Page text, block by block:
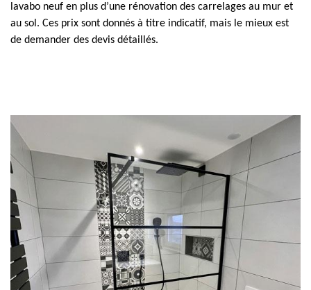
lavabo neuf en plus d’une rénovation des carrelages au mur et
au sol. Ces prix sont donnés à titre indicatif, mais le mieux est
de demander des devis détaillés.